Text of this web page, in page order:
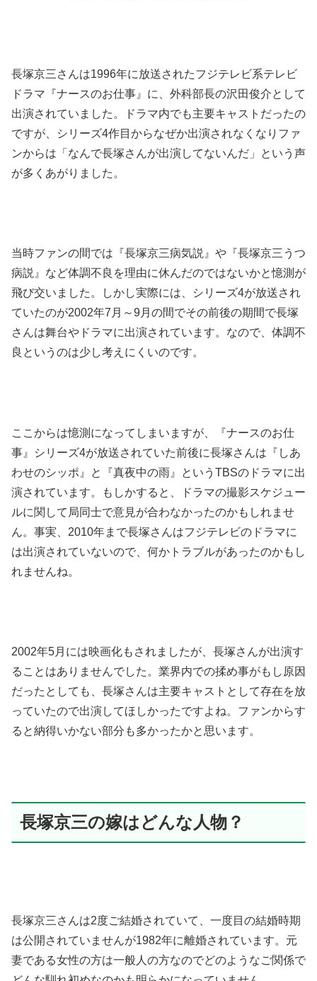
長塚京三さんは1996年に放送されたフジテレビ系テレビ
ドラマ『ナースのお仕事』に、外科部長の沢田俊介として
出演されていました。ドラマ内でも主要キャストだったの
ですが、シリーズ4作目からなぜか出演されなくなりファ
ンからは「なんで長塚さんが出演してないんだ」という声
が多くあがりました。
当時ファンの間では『長塚京三病気説』や『長塚京三うつ
病説』など体調不良を理由に休んだのではないかと憶測が
飛び交いました。しかし実際には、シリーズ4が放送され
ていたのが2002年7月～9月の間でその前後の期間で長塚
さんは舞台やドラマに出演されています。なので、体調不
良というのは少し考えにくいのです。
ここからは憶測になってしまいますが、『ナースのお仕
事』シリーズ4が放送されていた前後に長塚さんは『しあ
わせのシッポ』と『真夜中の雨』というTBSのドラマに出
演されています。もしかすると、ドラマの撮影スケジュー
ルに関して局同士で意見が合わなかったのかもしれませ
ん。事実、2010年まで長塚さんはフジテレビのドラマに
は出演されていないので、何かトラブルがあったのかもし
れませんね。
2002年5月には映画化もされましたが、長塚さんが出演す
ることはありませんでした。業界内での揉め事がもし原因
だったとしても、長塚さんは主要キャストとして存在を放
っていたので出演してほしかったですよね。ファンからす
ると納得いかない部分も多かったかと思います。
長塚京三の嫁はどんな人物？
長塚京三さんは2度ご結婚されていて、一度目の結婚時期
は公開されていませんが1982年に離婚されています。元
妻である女性の方は一般人の方なのでどのようなご関係で